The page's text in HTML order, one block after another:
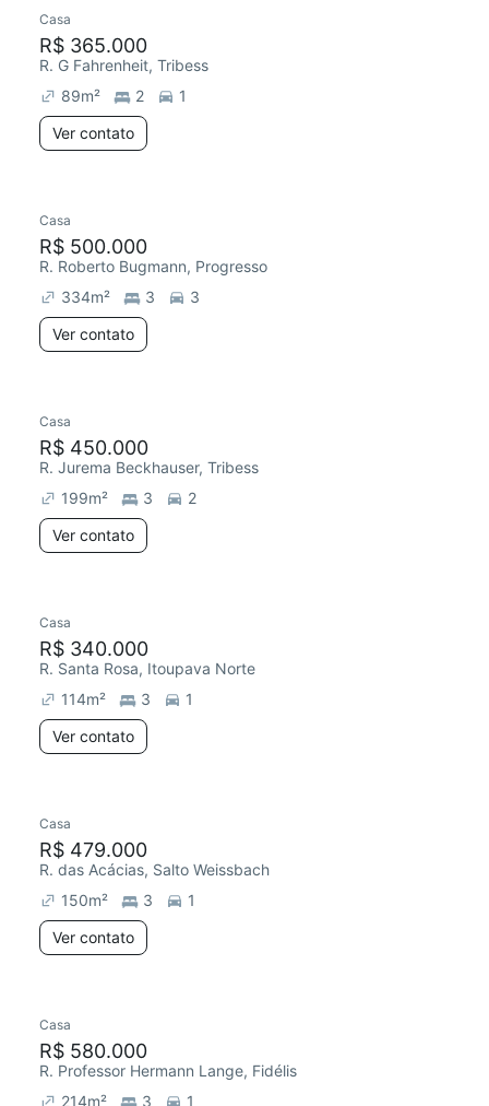
Casa
R$ 365.000
R. G Fahrenheit, Tribess
89m² 2
1
Ver contato
Casa
R$ 500.000
R. Roberto Bugmann, Progresso
334m² 3
3
Ver contato
Casa
R$ 450.000
R. Jurema Beckhauser, Tribess
199m² 3
2
Ver contato
Casa
R$ 340.000
R. Santa Rosa, Itoupava Norte
114m² 3
1
Ver contato
Casa
R$ 479.000
R. das Acácias, Salto Weissbach
150m² 3
1
Ver contato
Casa
R$ 580.000
R. Professor Hermann Lange, Fidélis
214m² 3 1